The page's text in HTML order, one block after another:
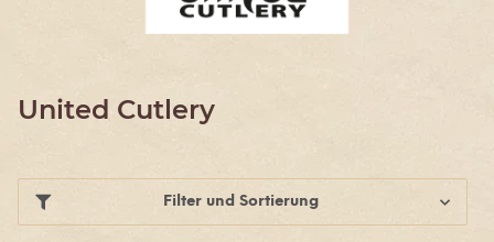
United Cutlery
Filter und Sortierung